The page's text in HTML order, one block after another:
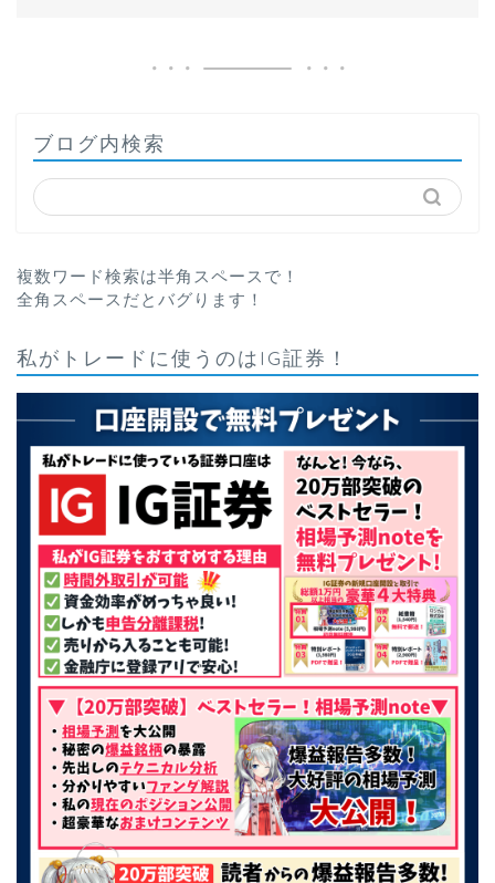
ブログ内検索
複数ワード検索は半角スペースで！
全角スペースだとバグります！
私がトレードに使うのはIG証券！